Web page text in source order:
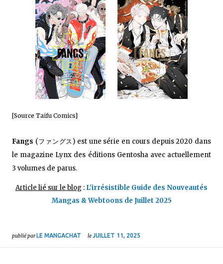
[Source Taifu Comics]
Fangs (ファングス) est une série en cours depuis 2020 dans
le magazine Lynx des éditions Gentosha avec actuellement
3 volumes de parus.
Article lié sur le blog : L'irrésistible Guide des Nouveautés
Mangas & Webtoons de Juillet 2025
publié parLE MANGACHAT leJUILLET 11, 2025